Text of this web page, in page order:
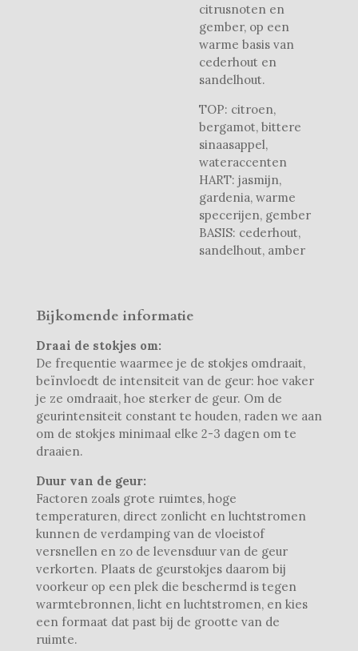
citrusnoten en
gember, op een
warme basis van
cederhout en
sandelhout.
TOP: citroen,
bergamot, bittere
sinaasappel,
wateraccenten
HART: jasmijn,
gardenia, warme
specerijen, gember
BASIS: cederhout,
sandelhout, amber
Bijkomende informatie
Draai de stokjes om:
De frequentie waarmee je de stokjes omdraait,
beïnvloedt de intensiteit van de geur: hoe vaker
je ze omdraait, hoe sterker de geur. Om de
geurintensiteit constant te houden, raden we aan
om de stokjes minimaal elke 2-3 dagen om te
draaien.
Duur van de geur:
Factoren zoals grote ruimtes, hoge
temperaturen, direct zonlicht en luchtstromen
kunnen de verdamping van de vloeistof
versnellen en zo de levensduur van de geur
verkorten. Plaats de geurstokjes daarom bij
voorkeur op een plek die beschermd is tegen
warmtebronnen, licht en luchtstromen, en kies
een formaat dat past bij de grootte van de
ruimte.